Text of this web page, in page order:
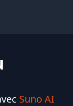
Suno AI